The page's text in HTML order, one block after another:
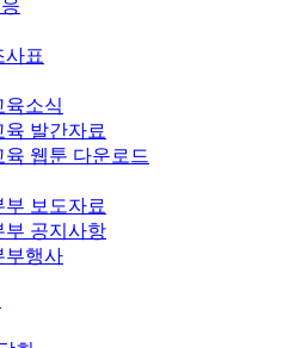
사표
육소식
육 발간자료
육 웹툰 다운로드
부 보도자료
부 공지사항
부행사